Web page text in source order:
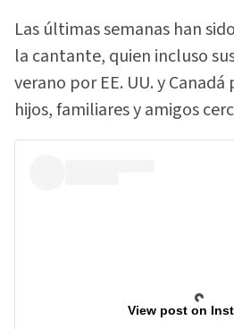
Las últimas semanas han
la cantante, quien incluso
verano por EE. UU. y
hijos, familiares y amigos
View post on